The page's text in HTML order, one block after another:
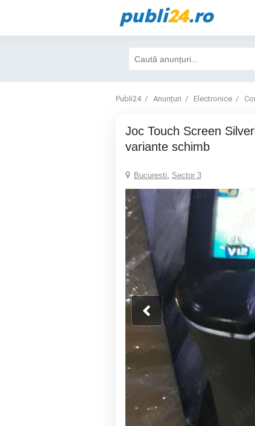
publi24.ro
Publi24 Anunțuri Electronice
Joc Touch Screen Silverball si Jukebox
variante schimb
Bucuresti, Sector 3